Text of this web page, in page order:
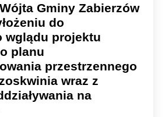
Gminy Zabierzów
do
wglądu projektu
planu
przestrzennego
wraz z
na